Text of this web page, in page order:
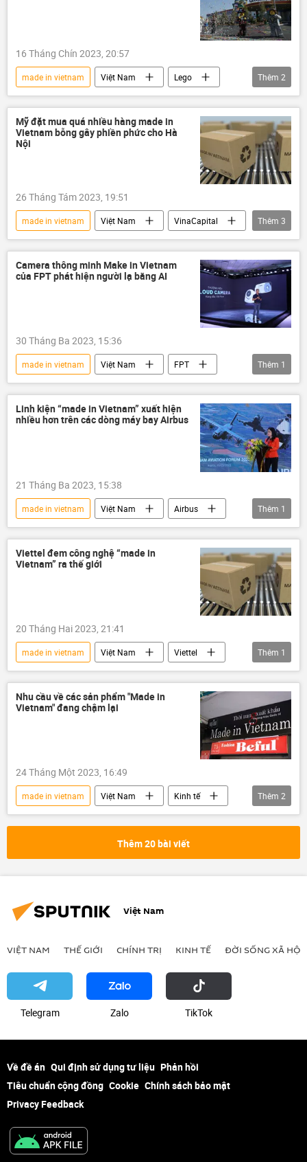
16 Tháng Chín 2023, 20:57
made in vietnam Việt Nam
Lego
sản xuất
Bình Dương
Thêm 2
Mỹ đặt mua quá nhiều hàng made in
Vietnam bỗng gây phiền phức cho Hà
Nội
26 Tháng Tám 2023, 19:51
made in vietnam Việt Nam
VinaCapital
Hoa Kỳ
Kinh tế xuất khẩu
Thêm 3
Camera thông minh Make in Vietnam
của FPT phát hiện người lạ bằng AI
30 Tháng Ba 2023, 15:36
made in vietnam Việt Nam
FPT
sản xuất
Thêm 1
Linh kiện “made in Vietnam” xuất hiện
nhiều hơn trên các dòng máy bay Airbus
21 Tháng Ba 2023, 15:38
made in vietnam Việt Nam
Airbus
sản xuất
Thêm 1
Viettel đem công nghệ “made in
Vietnam” ra thế giới
20 Tháng Hai 2023, 21:41
made in vietnam Việt Nam
Viettel
Kinh tế
Thêm 1
Nhu cầu về các sản phẩm "Made in
Vietnam" đang chậm lại
24 Tháng Một 2023, 16:49
made in vietnam Việt Nam
Kinh tế
VinaCapital
GDP
Thêm 2
Thêm 20 bài viết
Việt Nam
VIỆT NAM THẾ GIỚI CHÍNH TRỊ KINH TẾ ĐỜI SỐNG XÃ HỘI
Telegram Zalo ТikТоk
Về đề án Qui định sử dụng tư liệu Phản hồi
Tiêu chuẩn cộng đồng Cookie Chính sách bảo mật
Privacy Feedback